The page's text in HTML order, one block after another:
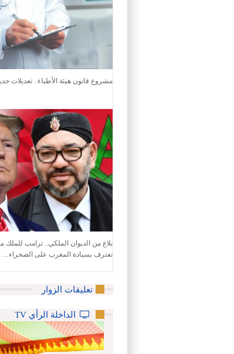
مشروع قانون هيئة الأطباء.. تعديلات
بلاغ من الديوان الملكي.. ترامب
نعترف بسيادة المغرب على الصحراء…
تعليقات الزوار
الداخلة الرأي TV